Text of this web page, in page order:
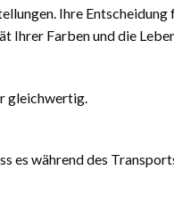
Ihre
Ihrer Farben und die
gleichwertig.
es während des